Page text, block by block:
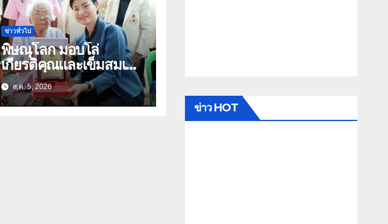
ข่าวทั่วไป
พิษณุโลก มอบโล่
เกียรติคุณและเข็มสมเด็จ
ย่า อายุ 100 ปี “นางจอม
นุ่มเนตร” ตำบลบ้าน
กร่าง อำเภอเมือง
ส.ค. 5, 2026
ข่าว HOT